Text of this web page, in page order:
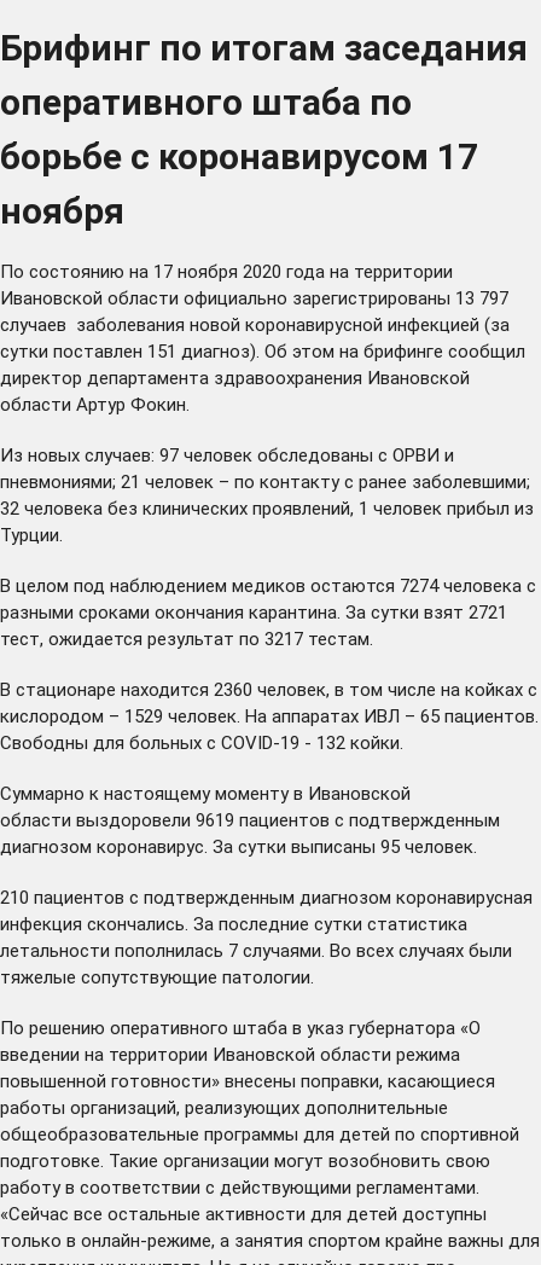
Брифинг по итогам заседания
оперативного штаба по
борьбе с коронавирусом 17
ноября
По состоянию на 17 ноября 2020 года на территории
Ивановской области официально зарегистрированы 13 797
случаев заболевания новой коронавирусной инфекцией (за
сутки поставлен 151 диагноз). Об этом на брифинге сообщил
директор департамента здравоохранения Ивановской
области Артур Фокин.
Из новых случаев: 97 человек обследованы с ОРВИ и
пневмониями; 21 человек – по контакту с ранее заболевшими;
32 человека без клинических проявлений, 1 человек прибыл из
Турции.
В целом под наблюдением медиков остаются 7274 человека с
разными сроками окончания карантина. За сутки взят 2721
тест, ожидается результат по 3217 тестам.
В стационаре находится 2360 человек, в том числе на койках с
кислородом – 1529 человек. На аппаратах ИВЛ – 65 пациентов.
Свободны для больных с COVID-19 - 132 койки.
Суммарно к настоящему моменту в Ивановской
области выздоровели 9619 пациентов с подтвержденным
диагнозом коронавирус. За сутки выписаны 95 человек.
210 пациентов с подтвержденным диагнозом коронавирусная
инфекция скончались. За последние сутки статистика
летальности пополнилась 7 случаями. Во всех случаях были
тяжелые сопутствующие патологии.
По решению оперативного штаба в указ губернатора «О
введении на территории Ивановской области режима
повышенной готовности» внесены поправки, касающиеся
работы организаций, реализующих дополнительные
общеобразовательные программы для детей по спортивной
подготовке. Такие организации могут возобновить свою
работу в соответствии с действующими регламентами.
«Сейчас все остальные активности для детей доступны
только в онлайн-режиме, а занятия спортом крайне важны для